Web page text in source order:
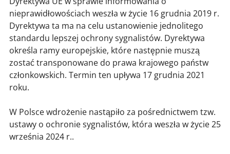
nieprawidłowościach weszła w życie 16 grudnia 2019 r.
Dyrektywa ta ma na celu ustanowienie jednolitego
standardu lepszej ochrony sygnalistów. Dyrektywa
określa ramy europejskie, które następnie muszą
zostać transponowane do prawa krajowego państw
członkowskich. Termin ten upływa 17 grudnia 2021
roku.
W Polsce wdrożenie nastąpiło za pośrednictwem tzw.
ustawy o ochronie sygnalistów, która weszła w życie 25
września 2024 r..